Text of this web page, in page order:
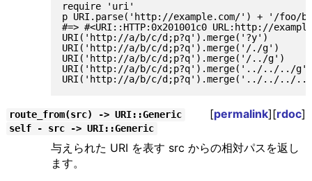
require 'uri'
p URI.parse('http://example.com/') + '/foo/
#=> #<URI::HTTP:0x201001c0 URL:http://
URI('http://a/b/c/d;p?q').merge('?y')
URI('http://a/b/c/d;p?q').merge('/./g')
URI('http://a/b/c/d;p?q').merge('/../g')
URI('http://a/b/c/d;p?q').merge('../../../g')
route_from(src) -> URI::Generic [permalink][rdoc]
self - src -> URI::Generic
与えられた URI を表す src からの相対パスを返し
ます。